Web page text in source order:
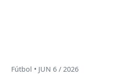
Fútbol • JUN 6 / 2026